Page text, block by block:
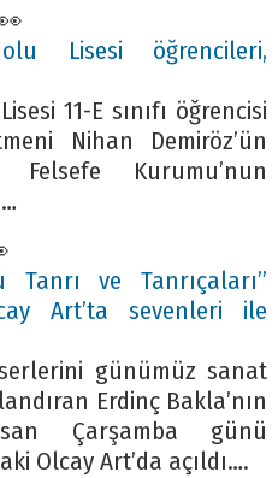
Lisesi öğrencileri,
11-E sınıfı öğrencisi
Nihan Demiröz’ün
Felsefe Kurumu’nun
Tanrı ve Tanrıçaları”
Art’ta sevenleri ile
günümüz sanat
Erdinç Bakla’nın
Çarşamba günü
Olcay Art’da açıldı….